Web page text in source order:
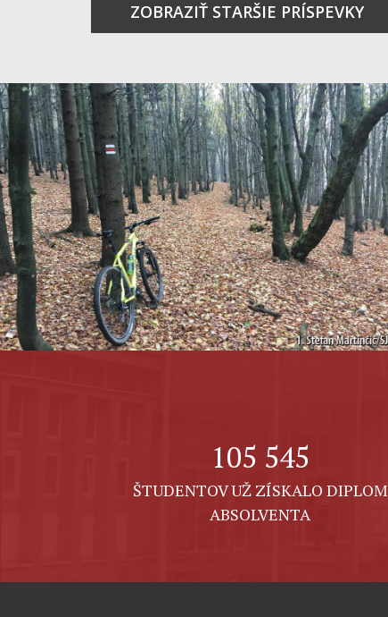
ZOBRAZIŤ STARŠIE PRÍSPEVKY
105 545
ŠTUDENTOV UŽ ZÍSKALO DIPLOM
ABSOLVENTA